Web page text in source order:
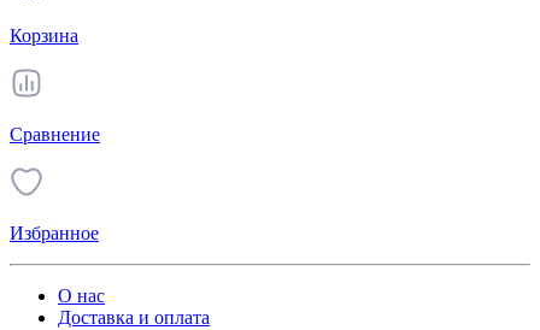
Корзина
Сравнение
Избранное
О нас
Доставка и оплата